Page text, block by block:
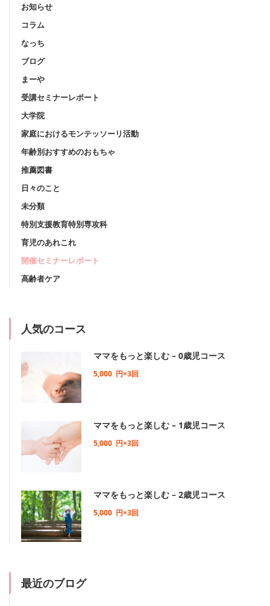
お知らせ
コラム
なっち
ブログ
まーや
受講セミナーレポート
大学院
家庭におけるモンテッソーリ活動
年齢別おすすめのおもちゃ
推薦図書
日々のこと
未分類
特別支援教育特別専攻科
育児のあれこれ
開催セミナーレポート
高齢者ケア
人気のコース
ママをもっと楽しむ – 0歳児コース
5,000 円×3回
ママをもっと楽しむ – 1歳児コース
5,000 円×3回
ママをもっと楽しむ – 2歳児コース
5,000 円×3回
最近のブログ